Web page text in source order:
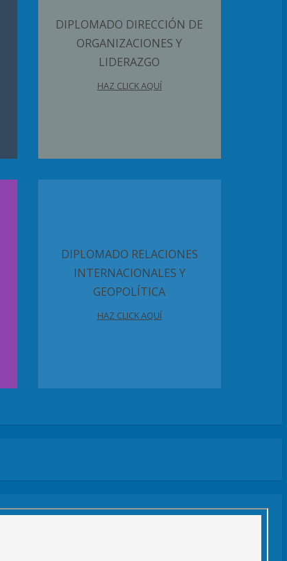
DIPLOMADO DIRECCIÓN DE
ORGANIZACIONES Y
LIDERAZGO
HAZ CLICK AQUÍ
DIPLOMADO RELACIONES
INTERNACIONALES Y
GEOPOLÍTICA
HAZ CLICK AQUÍ